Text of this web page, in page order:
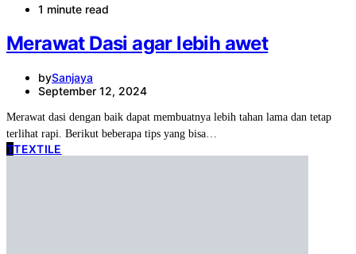
1 minute read
Merawat Dasi agar lebih awet
bySanjaya
September 12, 2024
Merawat dasi dengan baik dapat membuatnya lebih tahan lama dan tetap
terlihat rapi. Berikut beberapa tips yang bisa…
TTEXTILE